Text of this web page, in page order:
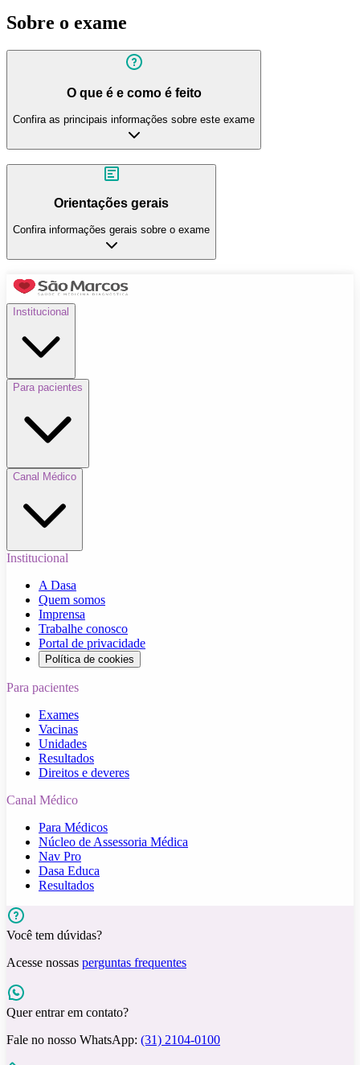
Sobre o exame
O que é e como é feito
Confira as principais informações sobre este exame
Orientações gerais
Confira informações gerais sobre o exame
Institucional
Para pacientes
Canal Médico
Institucional
A Dasa
Quem somos
Imprensa
Trabalhe conosco
Portal de privacidade
Política de cookies
Para pacientes
Exames
Vacinas
Unidades
Resultados
Direitos e deveres
Canal Médico
Para Médicos
Núcleo de Assessoria Médica
Nav Pro
Dasa Educa
Resultados
Você tem dúvidas?
Acesse nossas perguntas frequentes
Quer entrar em contato?
Fale no nosso WhatsApp: (31) 2104-0100